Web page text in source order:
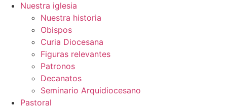
Nuestra iglesia
Nuestra historia
Obispos
Curia Diocesana
Figuras relevantes
Patronos
Decanatos
Seminario Arquidiocesano
Pastoral